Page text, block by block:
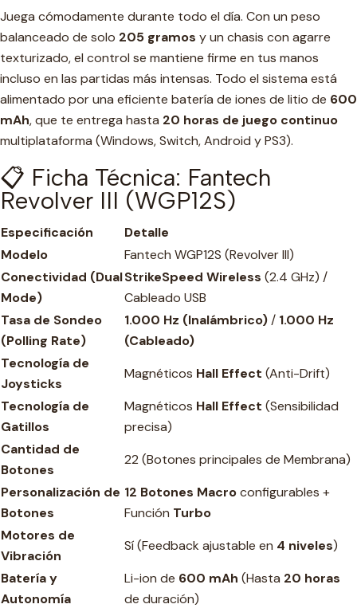
Juega cómodamente durante todo el día. Con un peso
balanceado de solo 205 gramos y un chasis con agarre
texturizado, el control se mantiene firme en tus manos
incluso en las partidas más intensas. Todo el sistema está
alimentado por una eficiente batería de iones de litio de 600
mAh, que te entrega hasta 20 horas de juego continuo
multiplataforma (Windows, Switch, Android y PS3).
📋 Ficha Técnica: Fantech
Revolver III (WGP12S)
Especificación
Detalle
Modelo
Fantech WGP12S (Revolver III)
Conectividad (Dual
Mode)
StrikeSpeed Wireless (2.4 GHz) /
Cableado USB
Tasa de Sondeo
(Polling Rate)
1.000 Hz (Inalámbrico) / 1.000 Hz
(Cableado)
Tecnología de
Joysticks
Magnéticos Hall Effect (Anti-Drift)
Tecnología de
Gatillos
Magnéticos Hall Effect (Sensibilidad
precisa)
Cantidad de
Botones
22 (Botones principales de Membrana)
Personalización de
Botones
12 Botones Macroconfigurables +
Función Turbo
Motores de
Vibración
Sí (Feedback ajustable en 4 niveles)
Batería y
Autonomía
Li-ion de 600 mAh (Hasta 20 horas
de duración)